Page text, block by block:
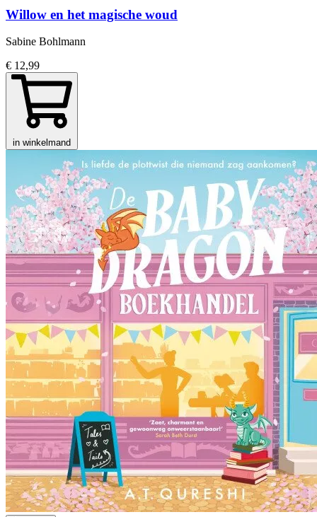
Willow en het magische woud
Sabine Bohlmann
€ 12,99
in winkelmand